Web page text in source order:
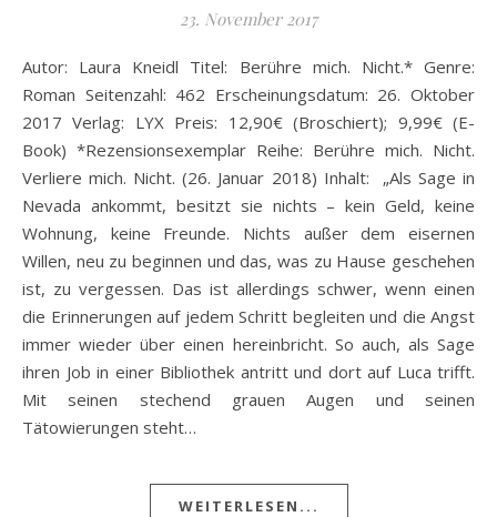
23. November 2017
Autor: Laura Kneidl Titel: Berühre mich. Nicht.* Genre:
Roman Seitenzahl: 462 Erscheinungsdatum: 26. Oktober
2017 Verlag: LYX Preis: 12,90€ (Broschiert); 9,99€ (E-
Book) *Rezensionsexemplar Reihe: Berühre mich. Nicht.
Verliere mich. Nicht. (26. Januar 2018) Inhalt: „Als Sage in
Nevada ankommt, besitzt sie nichts – kein Geld, keine
Wohnung, keine Freunde. Nichts außer dem eisernen
Willen, neu zu beginnen und das, was zu Hause geschehen
ist, zu vergessen. Das ist allerdings schwer, wenn einen
die Erinnerungen auf jedem Schritt begleiten und die Angst
immer wieder über einen hereinbricht. So auch, als Sage
ihren Job in einer Bibliothek antritt und dort auf Luca trifft.
Mit seinen stechend grauen Augen und seinen
Tätowierungen steht…
WEITERLESEN...